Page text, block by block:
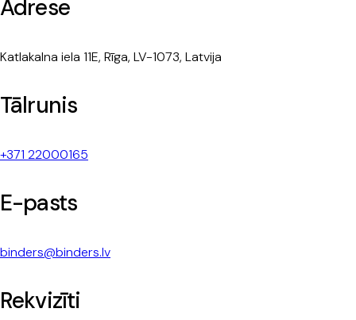
Adrese
Katlakalna iela 11E, Rīga, LV-1073, Latvija
Tālrunis
+371 22000165
E-pasts
binders@binders.lv
Rekvizīti